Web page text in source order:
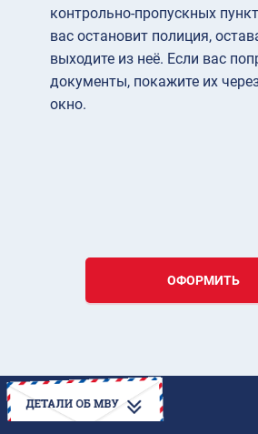
контрольно-пропускных
вас остановит полиция,
выходите из неё. Если вас
документы, покажите их
окно.
ОФОРМИТЬ
КАК